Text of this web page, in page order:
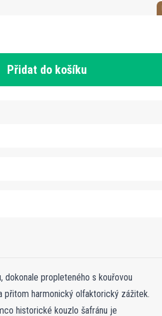
Přidat do košíku
dokonale propleteného s kouřovou
přitom harmonický olfaktorický zážitek.
historické kouzlo šafránu je